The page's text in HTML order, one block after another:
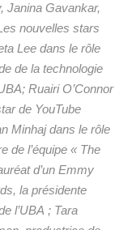
Janina Gavankar,
nouvelles stars
Lee dans le rôle
de la technologie
Ruairi O’Connor
de YouTube
Minhaj dans le rôle
de l’équipe « The
d’un Emmy
la présidente
l’UBA ; Tara